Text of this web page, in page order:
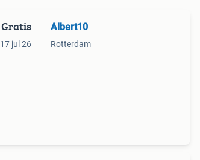
Gratis
17 jul 26
Albert10
Rotterdam